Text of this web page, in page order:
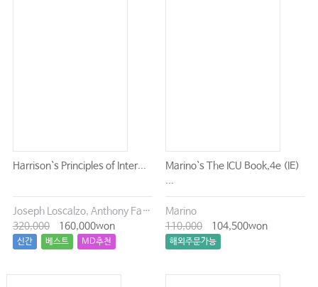
Harrison`s Principles of Inter...
Joseph Loscalzo, Anthony Fauci, Dennis Kasper, Stephen Hauser, Dan Longo, J. Larry Jameson
320,000
160,000won
신간 베스트 MD추천
Marino`s The ICU Book,4e (IE)
...
Marino
110,000
104,500won
해외주문가능